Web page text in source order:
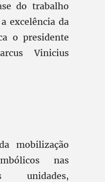
do trabalho
excelência da
o presidente
Vinicius
mobilização
nas
unidades,